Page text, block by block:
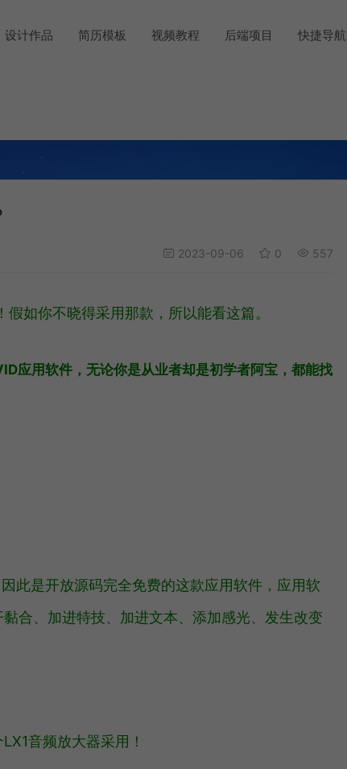
设计作品 简历模板 视频教程 后端项目 快捷导航
2023-09-06 0 557
如你不晓得采用那款，所以能看这篇。
应用软件，无论你是从业者却是初学者阿宝，都能找
此是开放源码完全免费的这款应用软件，应用软
合、加进特技、加进文本、添加感光、发生改变
音频放大器采用！